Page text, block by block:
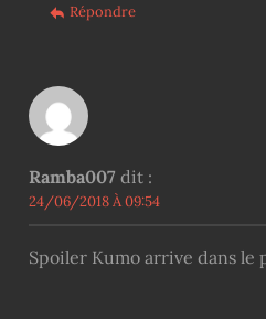
Répondre
Ramba007 dit :
24/06/2018 À 09:54
Spoiler Kumo arrive dans